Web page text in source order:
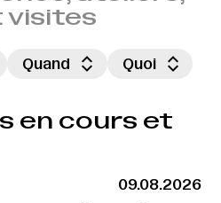
visites
Quand
Quoi
en cours et
09.08.2026